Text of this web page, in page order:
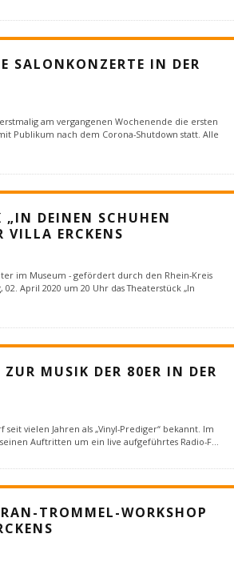
SALONKONZERTE IN DER
am vergangenen Wochenende die ersten
Publikum nach dem Corona-Shutdown statt. Alle
„IN DEINEN SCHUHEN
VILLA ERCKENS
im Museum - gefördert durch den Rhein-Kreis
02. April 2020 um 20 Uhr das Theaterstück „In
MUSIK DER 80ER IN DER
seit vielen Jahren als „Vinyl-Prediger“ bekannt. Im
Auftritten um ein live aufgeführtes Radio-F
TROMMEL-WORKSHOP